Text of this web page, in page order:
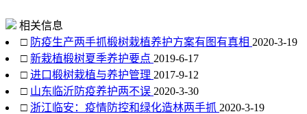
相关信息
□ 防疫生产两手抓椴树栽植养护方案有图有真相 2020-3-19
□ 新栽植椴树夏季养护要点 2019-6-17
□ 进口椴树栽植与养护管理 2017-9-12
□ 山东临沂防疫养护两不误 2020-3-30
□ 浙江临安：疫情防控和绿化造林两手抓 2020-3-19